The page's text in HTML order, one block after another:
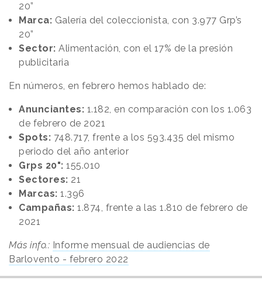
20”
Marca: Galería del coleccionista, con 3.977 Grp’s
20”
Sector: Alimentación, con el 17% de la presión
publicitaria
En números, en febrero hemos hablado de:
Anunciantes: 1.182, en comparación con los 1.063
de febrero de 2021
Spots: 748.717, frente a los 593.435 del mismo
periodo del año anterior
Grps 20": 155.010
Sectores: 21
Marcas: 1.396
Campañas: 1.874, frente a las 1.810 de febrero de
2021
Más info.: Informe mensual de audiencias de
Barlovento - febrero 2022